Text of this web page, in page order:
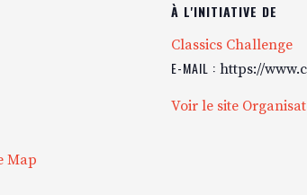
Map
À L'INITIATIVE DE
Classics Challenge
E-MAIL : https://
Voir le site